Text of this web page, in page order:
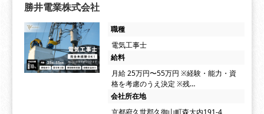
勝井電業株式会社
職種
電気工事士
給料
月給 25万円〜55万円 ※経験・能力・資
格を考慮のうえ決定 ※残…
会社所在地